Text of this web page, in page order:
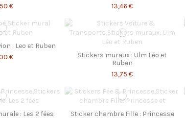
€
13,46 €
: Leo et Ruben
€
Stickers muraux : Ulm Léo et
Ruben
13,75 €
: Les 2 fées
Sticker chambre Fille : Princesse